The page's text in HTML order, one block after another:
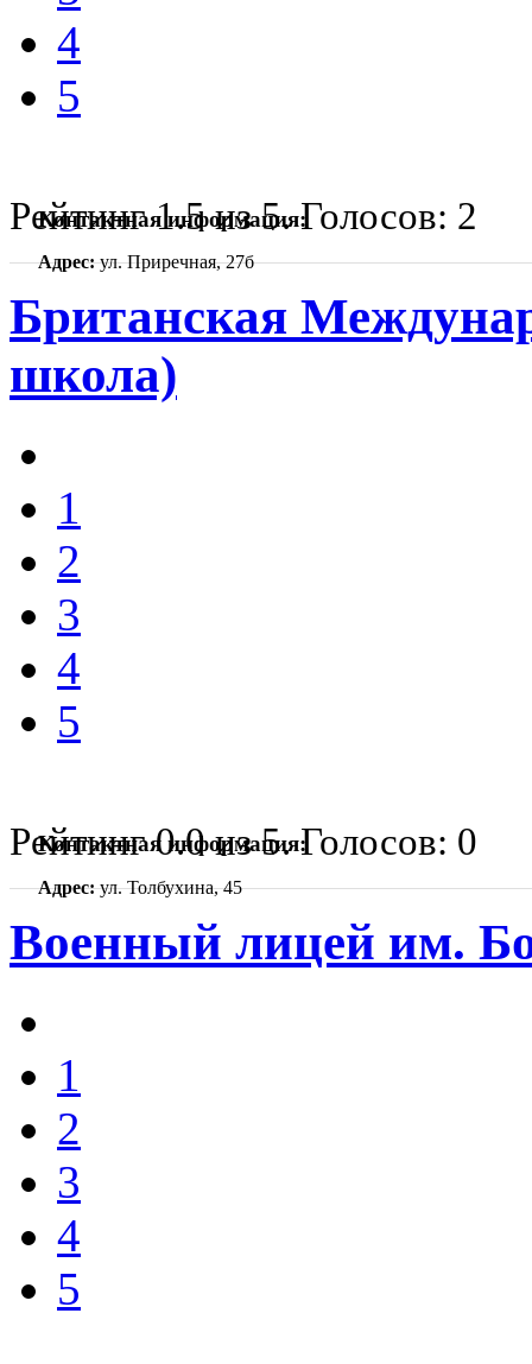
4
5
Рейтинг1.5из5. Голосов: 2
Контактная информация:
Адрес:ул. Приречная, 27б
Британская
школа)
1
2
3
4
5
Рейтинг0.0из5. Голосов: 0
Контактная информация:
Адрес:ул. Толбухина, 45
Военный лицей им.
1
2
3
4
5